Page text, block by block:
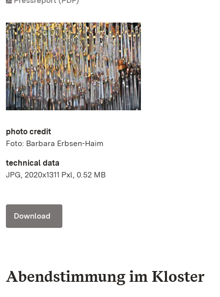
photo credit
Foto: Barbara Erbsen-Haim
technical data
JPG, 2020x1311 Pxl, 0.52 MB
Download
Abendstimmung im Kloster